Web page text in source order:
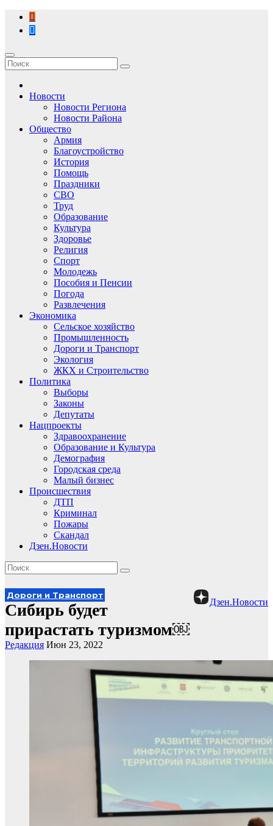
Перейти
содержимому
Новости
Новости Региона
Новости Района
Общество
Армия
Благоустройство
История
Помощь
Праздники
СВО
Труд
Образование
Культура
Здоровье
Религия
Спорт
Молодежь
Пособия и Пенсии
Погода
Развлечения
Экономика
Сельское хозяйство
Промышленность
Дороги и Транспорт
Экология
ЖКХ и Строительство
Политика
Выборы
Законы
Депутаты
Нацпроекты
Здравоохранение
Образование и Культура
Демография
Городская среда
Малый бизнес
Происшествия
ДТП
Криминал
Пожары
Скандал
Дзен.Новости
Дзен.Новости
Дороги и Транспорт
Сибирь будет
прирастать туризмом￼
Редакция Июн 23, 2022